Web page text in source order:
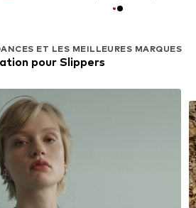
ET LES MEILLEURES MARQUES
pour Slippers